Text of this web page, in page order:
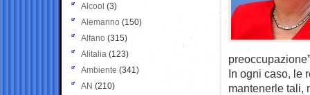
In ogni caso, le
mantenerle tali,
Alcool (3)
Alemanno (150)
Alfano (315)
Alitalia (123)
Ambiente (341)
AN (210)